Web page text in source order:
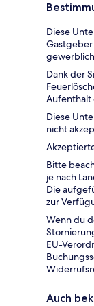
Diese
Dank der
Aufenthalt
Diese
nicht
Bitte
je nach
Die
zur
Wenn du
EU-
Auch